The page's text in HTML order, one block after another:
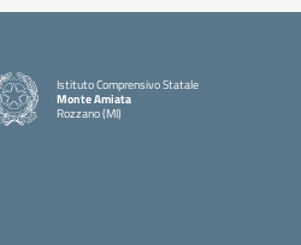
Istituto Comprensivo Statale
Monte Amiata
Rozzano (MI)